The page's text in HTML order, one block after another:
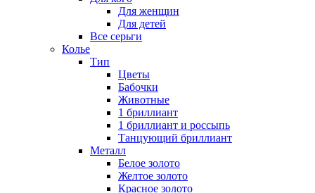
Для женщин
Для детей
Все серьги
Колье
Тип
Цветы
Бабочки
Животные
1 бриллиант
1 бриллиант и россыпь
Танцующий бриллиант
Металл
Белое золото
Желтое золото
Красное золото